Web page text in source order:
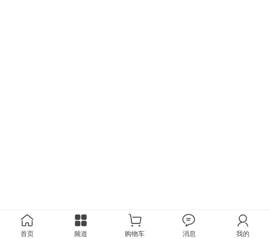
首页 频道 购物车 消息 我的